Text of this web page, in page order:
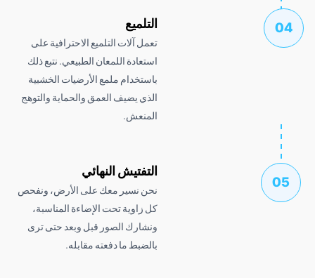
تعمل آلات التلميع الاحترافية على
استعادة اللمعان الطبيعي. نتبع ذلك
باستخدام ملمع الأرضيات الخشبية
الذي يضيف العمق والحماية والتوهج
التفتيش النهائي
نحن نسير معك على الأرض، ونفحص
كل زاوية تحت الإضاءة المناسبة،
ونشارك الصور قبل وبعد حتى ترى
بالضبط ما دفعته مقابله.